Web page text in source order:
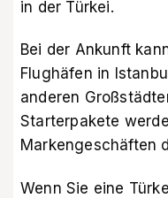
in der Türkei.
Bei der Ankunft
Flughäfen in
anderen
Starterpakete
Markengeschäften
Wenn Sie eine